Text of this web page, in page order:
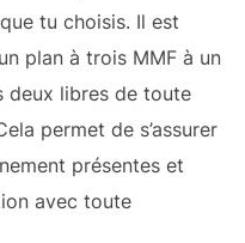
tu choisis. Il est
plan à trois MMF à un
deux libres de toute
permet de s’assurer
présentes et
avec toute